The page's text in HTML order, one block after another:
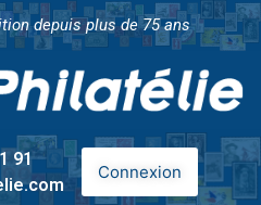
depuis plus de 75 ans
91
Connexion